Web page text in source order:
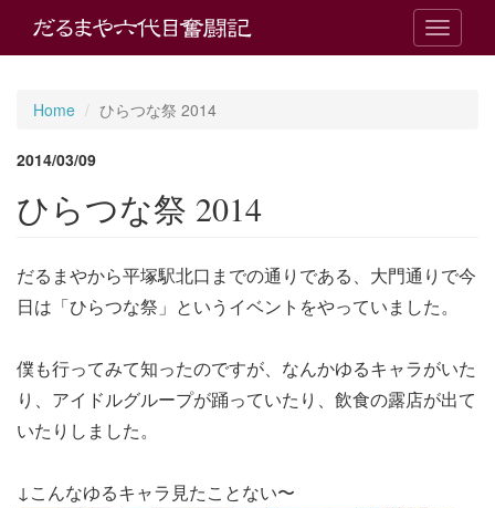
T
o
a
i
n
Home ひらつな祭 2014
2014/03/09
ひらつな祭 2014
だるまやから平塚駅北口までの通りである、大門通りで今
日は「ひらつな祭」というイベントをやっていました。
僕も行ってみて知ったのですが、なんかゆるキャラがいた
り、アイドルグループが踊っていたり、飲食の露店が出て
いたりしました。
↓こんなゆるキャラ見たことない〜